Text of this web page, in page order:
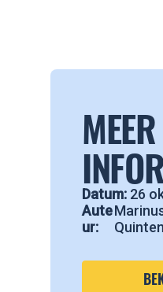
MEER
Datum: 26
Aute
ur: